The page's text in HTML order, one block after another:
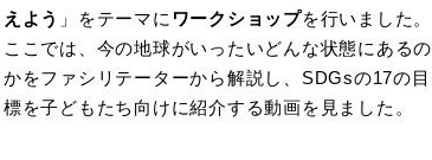
えよう 」をテーマに ワークショップを行いました。
ここでは、今の地球がいったいどんな状態にあるの
かをファシリテーターから解説し、SDGsの17の目
標を子どもたち向けに紹介する動画を見ました。